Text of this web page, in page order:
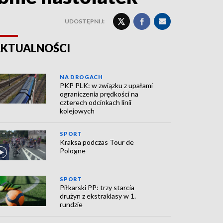
UDOSTĘPNIJ:
NA DROGACH
PKP PLK: w związku z upałami
ograniczenia prędkości na
czterech odcinkach linii
kolejowych
SPORT
Kraksa podczas Tour de
Pologne
SPORT
Piłkarski PP: trzy starcia
drużyn z ekstraklasy w 1.
rundzie